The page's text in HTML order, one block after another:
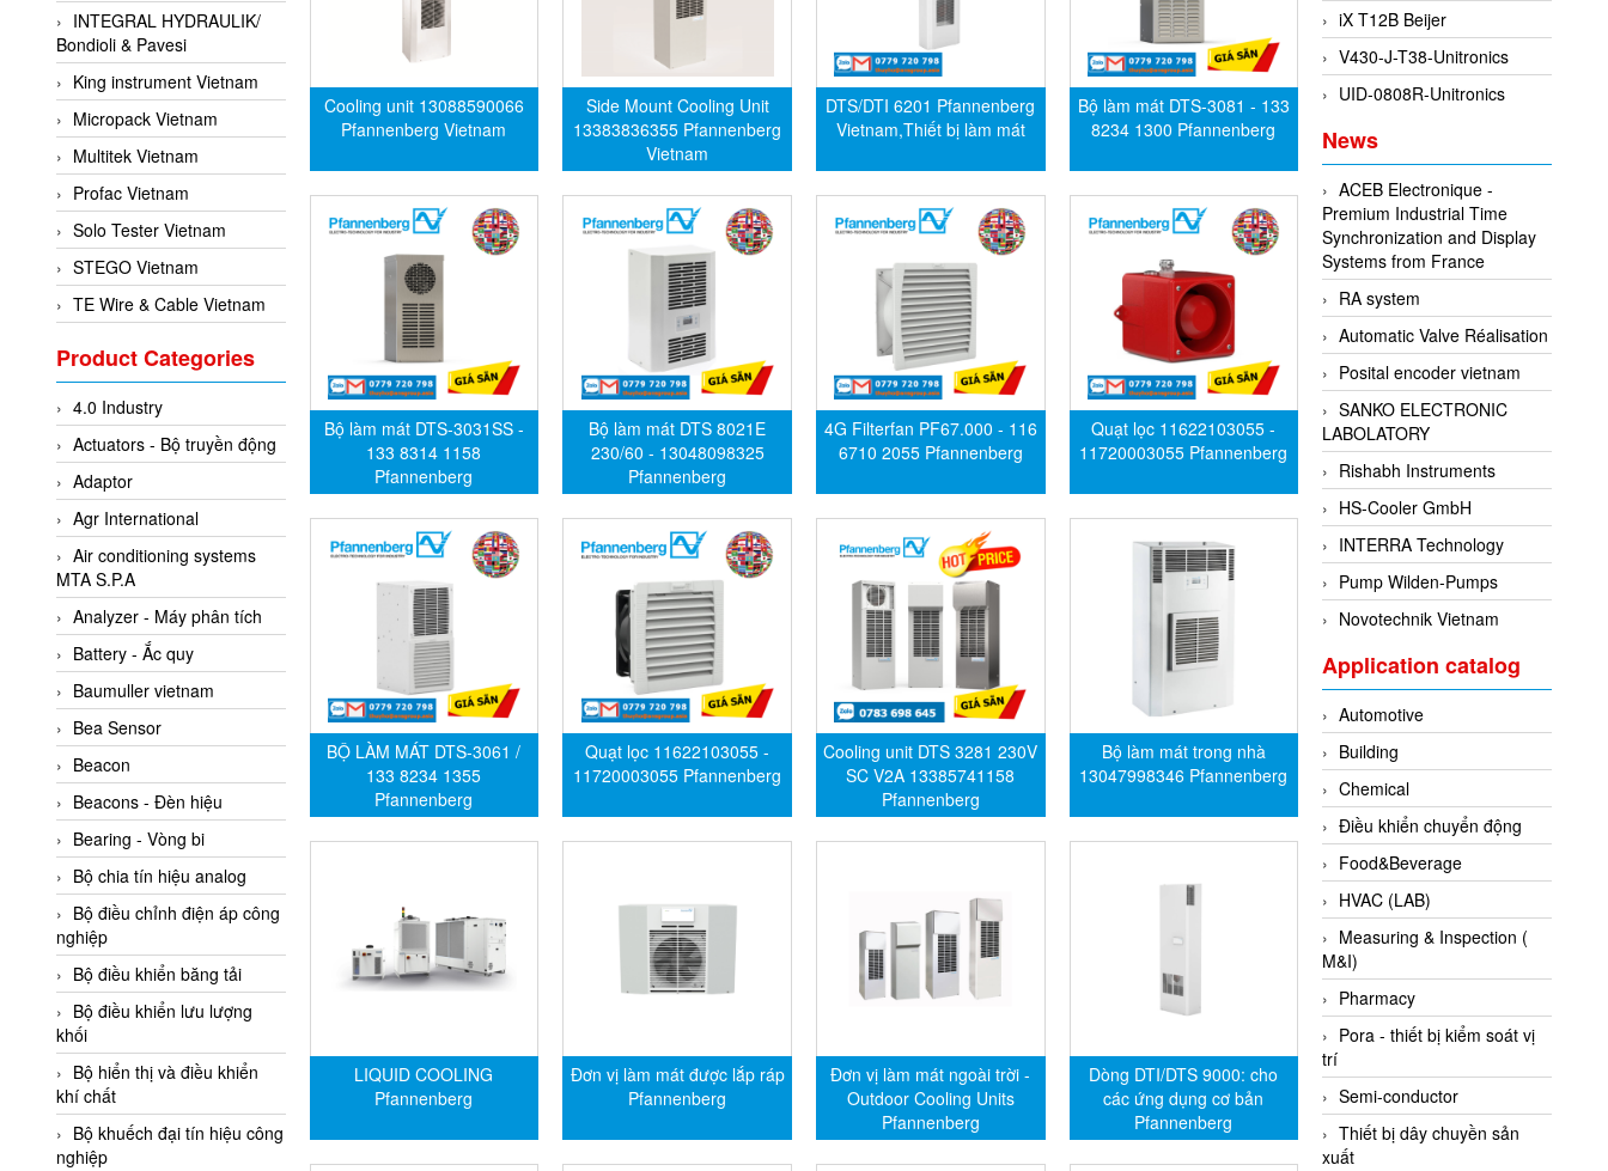
INTEGRAL HYDRAULIK/
Bondioli & Pavesi
King instrument Vietnam
Micropack Vietnam
Multitek Vietnam
Profac Vietnam
Solo Tester Vietnam
STEGO Vietnam
TE Wire & Cable Vietnam
Woodward Vietnam
3CTEST Vietnam
4B VietNam Vietnam
ABB Vietnam
AC Infinity Vietnam
AC&E Telecommunications
AC&T Vietnam
Accepta Vietnam
ACCUMAC Vietnam
AccuWeb Vietnam
Acey
ACOEM Vietnam
ADCA Vietnam
ADFweb Vietnam
Adler Vietnam
Ados Vietnam
Advanced Energy Vietnam
Advantech Vietnam
Agate Vietnam
AGR International Vietnam
Aichi Tokei Denki Vietnam
Aii Vietnam
Product Categories
4.0 Industry
Actuators - Bộ truyền động
Adaptor
Agr International
Air conditioning systems
MTA S.P.A
Analyzer - Máy phân tích
Battery - Ắc quy
Baumuller vietnam
Bea Sensor
Beacon
Beacons - Đèn hiệu
Bearing - Vòng bi
Bộ chia tín hiệu analog
Bộ điều chỉnh điện áp công
nghiệp
Bộ điều khiển băng tải
Bộ điều khiển lưu lượng
khối
Bộ hiển thị và điều khiển
khí chất
Bộ khuếch đại tín hiệu công
nghiệp
Cooling unit 13088590066
Pfannenberg Vietnam
Side Mount Cooling Unit
13383836355 Pfannenberg
Vietnam
DTS/DTI 6201 Pfannenberg
Vietnam,Thiết bị làm mát
Bộ làm mát DTS-3081 - 133
8234 1300 Pfannenberg
Bộ làm mát DTS-3031SS -
133 8314 1158
Pfannenberg
Bộ làm mát DTS 8021E
230/60 - 13048098325
Pfannenberg
4G Filterfan PF67.000 - 116
6710 2055 Pfannenberg
Quạt lọc 11622103055 -
11720003055 Pfannenberg
BỘ LÀM MÁT DTS-3061 /
133 8234 1355
Pfannenberg
Quạt lọc 11622103055 -
11720003055 Pfannenberg
Cooling unit DTS 3281 230V
SC V2A 13385741158
Pfannenberg
Bộ làm mát trong nhà
13047998346 Pfannenberg
LIQUID COOLING
Pfannenberg
Đơn vị làm mát được lắp ráp
Pfannenberg
Đơn vị làm mát ngoài trời -
Outdoor Cooling Units
Pfannenberg
Dòng DTI/DTS 9000: cho
các ứng dụng cơ bản
Pfannenberg
iX T12B Beijer
V430-J-T38-Unitronics
UID-0808R-Unitronics
News
ACEB Electronique -
Premium Industrial Time
Synchronization and Display
Systems from France
RA system
Automatic Valve Réalisation
Posital encoder vietnam
SANKO ELECTRONIC
LABOLATORY
Rishabh Instruments
HS-Cooler GmbH
INTERRA Technology
Pump Wilden-Pumps
Novotechnik Vietnam
Application catalog
Automotive
Building
Chemical
Điều khiển chuyển động
Food&Beverage
HVAC (LAB)
Measuring & Inspection (
M&I)
Pharmacy
Pora - thiết bị kiểm soát vị
trí
Semi-conductor
Thiết bị dây chuyền sản
xuất